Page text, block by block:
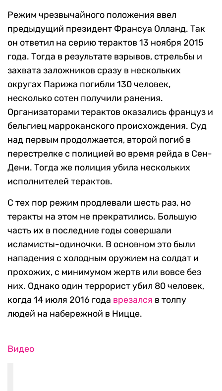
Режим чрезвычайного положения ввел
предыдущий президент Франсуа Олланд. Так
он ответил на серию терактов 13 ноября 2015
года. Тогда в результате взрывов, стрельбы и
захвата заложников сразу в нескольких
округах Парижа погибли 130 человек,
несколько сотен получили ранения.
Организаторами терактов оказались француз и
бельгиец марроканского происхождения. Суд
над первым продолжается, второй погиб в
перестрелке с полицией во время рейда в Сен-
Дени. Тогда же полиция убила нескольких
исполнителей терактов.
С тех пор режим продлевали шесть раз, но
теракты на этом не прекратились. Большую
часть их в последние годы совершали
исламисты-одиночки. В основном это были
нападения с холодным оружием на солдат и
прохожих, с минимумом жертв или вовсе без
них. Однако один террорист убил 80 человек,
когда 14 июля 2016 года врезался в толпу
людей на набережной в Ницце.
Видео